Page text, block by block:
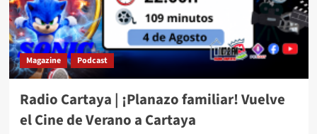
Magazine Podcast
Radio Cartaya | ¡Planazo familiar! Vuelve
el Cine de Verano a Cartaya